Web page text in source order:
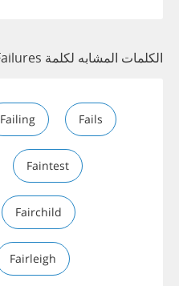
الكلمات المشابه لكلمة Failures
Failing Fails
Faintest
Fairchild
Fairleigh